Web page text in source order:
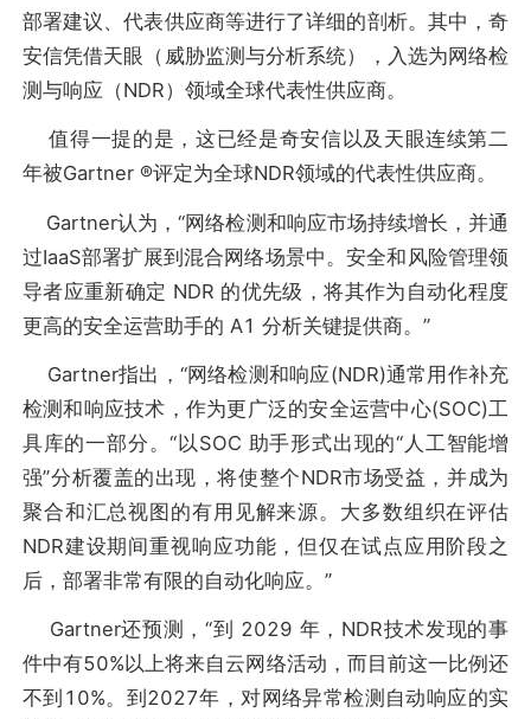
部署建议、代表供应商等进行了详细的剖析。其中，奇
安信凭借天眼（威胁监测与分析系统），入选为网络检
测与响应（NDR）领域全球代表性供应商。
值得一提的是，这已经是奇安信以及天眼连续第二
年被Gartner ®评定为全球NDR领域的代表性供应商。
Gartner认为，“网络检测和响应市场持续增长，并通
过IaaS部署扩展到混合网络场景中。安全和风险管理领
导者应重新确定 NDR 的优先级，将其作为自动化程度
更高的安全运营助手的 A1 分析关键提供商。”
Gartner指出，“网络检测和响应(NDR)通常用作补充
检测和响应技术，作为更广泛的安全运营中心(SOC)工
具库的一部分。“以SOC 助手形式出现的“人工智能增
强”分析覆盖的出现，将使整个NDR市场受益，并成为
聚合和汇总视图的有用见解来源。大多数组织在评估
NDR建设期间重视响应功能，但仅在试点应用阶段之
后，部署非常有限的自动化响应。”
Gartner还预测，“到 2029 年，NDR技术发现的事
件中有50%以上将来自云网络活动，而目前这一比例还
不到10%。到2027年，对网络异常检测自动响应的实